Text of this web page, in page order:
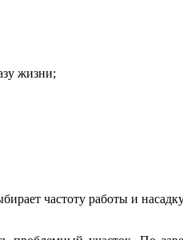
жизни;
частоту работы и